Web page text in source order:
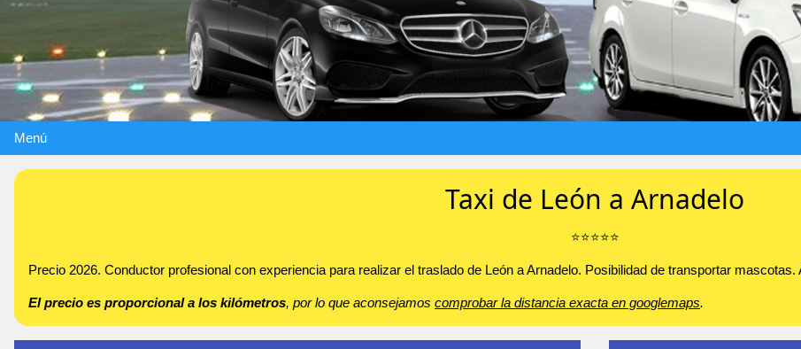
Menú
Taxi de León a Arnadelo
⭐️⭐️⭐️⭐️⭐️
Precio 2026. Conductor profesional con experiencia para realizar el traslado de León a Arnadelo. Posibilidad de transportar
El precio es proporcional a los kilómetros, por lo que aconsejamos comprobar la distancia exacta en googlemaps.